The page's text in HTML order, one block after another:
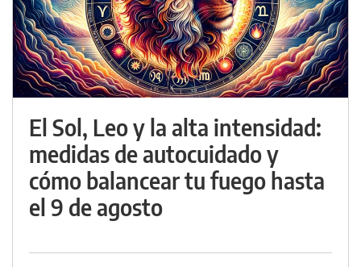
El Sol, Leo y la alta intensidad:
medidas de autocuidado y
cómo balancear tu fuego hasta
el 9 de agosto